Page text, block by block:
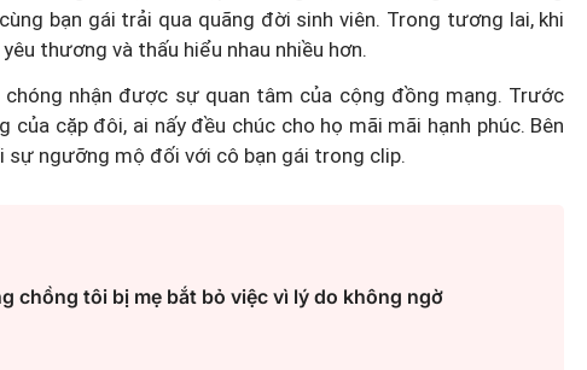
bạn gái trải qua quãng đời sinh viên. Trong tương lai, khi
thương và thấu hiểu nhau nhiều hơn.
nhận được sự quan tâm của cộng đồng mạng. Trước
cặp đôi, ai nấy đều chúc cho họ mãi mãi hạnh phúc. Bên
sự ngưỡng mộ đối với cô bạn gái trong clip.
chồng tôi bị mẹ bắt bỏ việc vì lý do không ngờ